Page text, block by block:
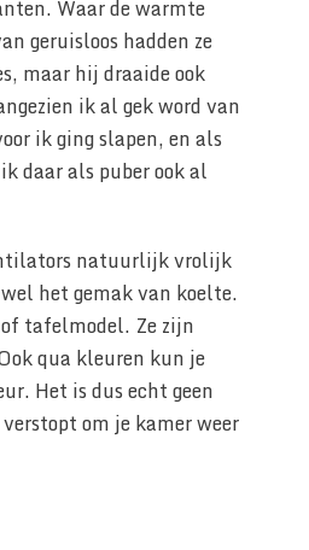
Waar de warmte
geruisloos hadden ze
maar hij draaide ook
ik al gek word van
ik ging slapen, en als
daar als puber ook al
natuurlijk vrolijk
het gemak van koelte.
tafelmodel. Ze zijn
qua kleuren kun je
Het is dus echt geen
om je kamer weer